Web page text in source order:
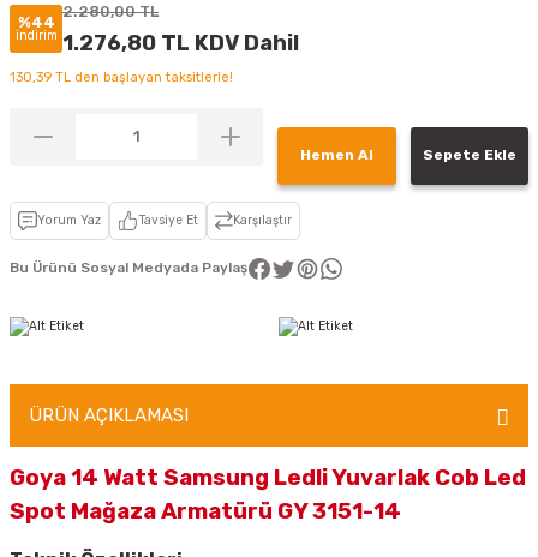
%44
indirim
2.280,00 TL
1.276,80 TL KDV Dahil
130,39 TL den başlayan taksitlerle!
Hemen Al Sepete Ekle
Yorum Yaz Tavsiye Et Karşılaştır
Bu Ürünü Sosyal Medyada Paylaş
ÜRÜN AÇIKLAMASI
Goya 14 Watt Samsung Ledli Yuvarlak Cob Led
Spot Mağaza Armatürü GY 3151-14